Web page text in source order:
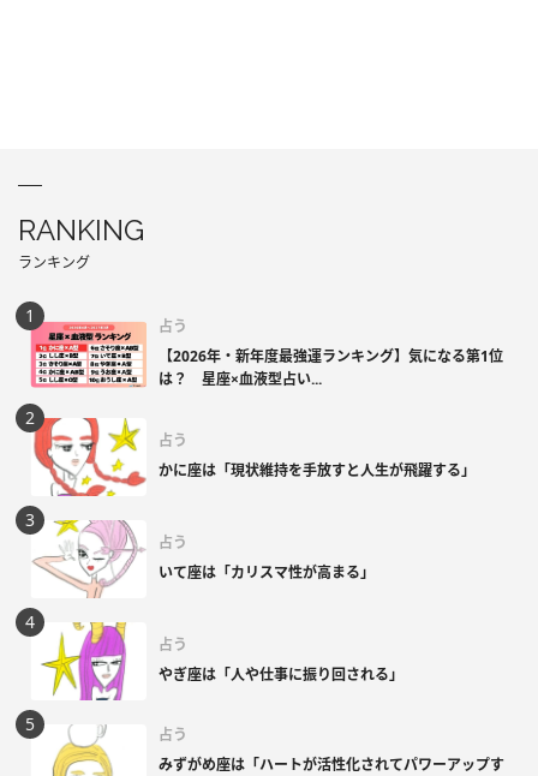
RANKING
ランキング
占う
【2026年・新年度最強運ランキング】気になる第1位
は？ 星座×血液型占い...
占う
かに座は「現状維持を手放すと人生が飛躍する」
占う
いて座は「カリスマ性が高まる」
占う
やぎ座は「人や仕事に振り回される」
占う
みずがめ座は「ハートが活性化されてパワーアップす